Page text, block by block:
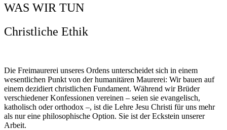
WAS WIR TUN
Christliche Ethik
Die Freimaurerei unseres Ordens unterscheidet sich in einem
wesentlichen Punkt von der humanitären Maurerei: Wir bauen auf
einem dezidiert christlichen Fundament. Während wir Brüder
verschiedener Konfessionen vereinen – seien sie evangelisch,
katholisch oder orthodox –, ist die Lehre Jesu Christi für uns mehr
als nur eine philosophische Option. Sie ist der Eckstein unserer
Arbeit.